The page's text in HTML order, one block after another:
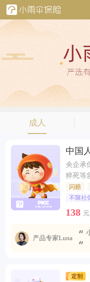
成人
中国
央企承
猝死等
闪赔
不限社
138
产品专家Luna